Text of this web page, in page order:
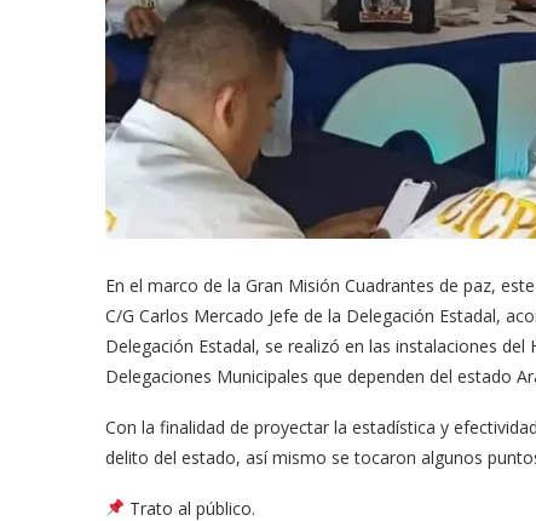
En el marco de la Gran Misión Cuadrantes de paz,
C/G Carlos Mercado Jefe de la Delegación Estadal,
Delegación Estadal, se realizó en las instalaciones
Delegaciones Municipales que dependen del estado
Con la finalidad de proyectar la estadística y
delito del estado, así mismo se tocaron algunos
Trato al público.